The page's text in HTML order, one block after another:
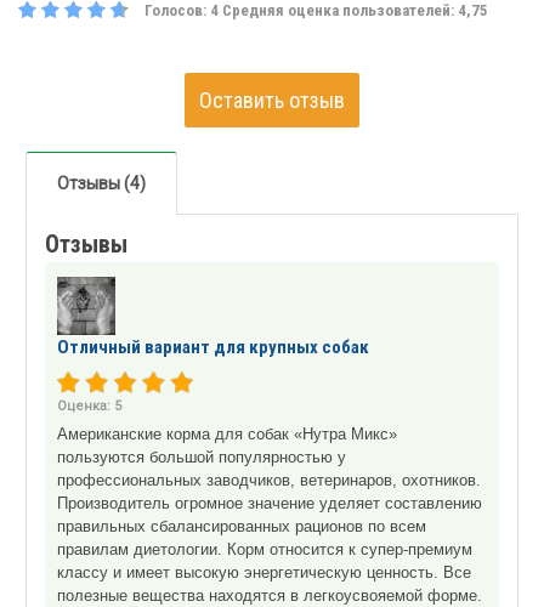
Голосов: 4 Средняя оценка пользователей: 4,75
Оставить отзыв
Отзывы (4)
Отзывы
Отличный вариант для крупных собак
Оценка: 5
Американские корма для собак «Нутра Микс»
пользуются большой популярностью у
профессиональных заводчиков, ветеринаров, охотников.
Производитель огромное значение уделяет составлению
правильных сбалансированных рационов по всем
правилам диетологии. Корм относится к супер-премиум
классу и имеет высокую энергетическую ценность. Все
полезные вещества находятся в легкоусвояемой форме.